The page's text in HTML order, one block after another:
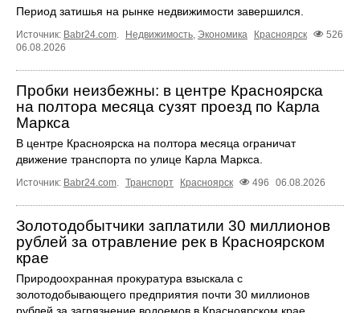
Период затишья на рынке недвижимости завершился.
Источник: Babr24.com. Недвижимость, Экономика Красноярск
526
06.08.2026
Пробки неизбежны: в центре Красноярска
на полтора месяца сузят проезд по Карла
Маркса
В центре Красноярска на полтора месяца ограничат
движение транспорта по улице Карла Маркса.
Источник: Babr24.com. Транспорт Красноярск 496 06.08.2026
Золотодобытчики заплатили 30 миллионов
рублей за отравление рек в Красноярском
крае
Природоохранная прокуратура взыскала с
золотодобывающего предприятия почти 30 миллионов